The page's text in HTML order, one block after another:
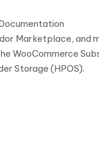
Marketplace, and
WooCommerce
Storage (HPOS).